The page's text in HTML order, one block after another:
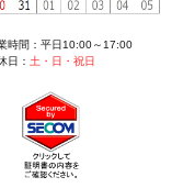
時間：平日10:00～17:00
日： 土・日・祝日